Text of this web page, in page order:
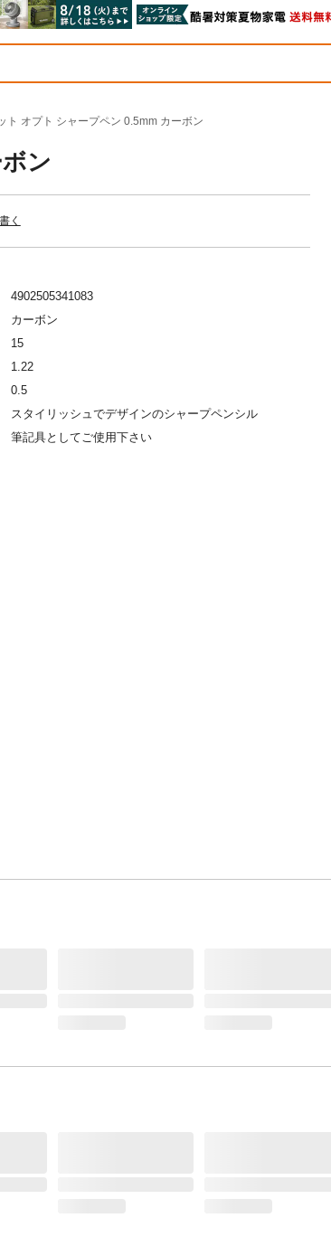
ト オプト シャープペン 0.5mm カーボン
ン
く
4902505341083
カーボン
15
1.22
0.5
スタイリッシュでデザインのシャープペンシル
筆記具としてご使用下さい